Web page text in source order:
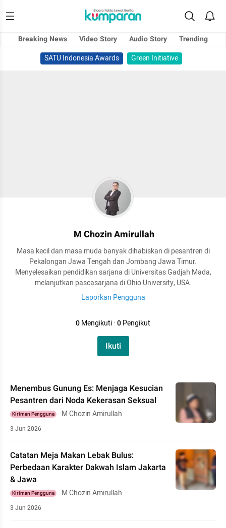
Breaking News Video Story Audio Story
Trending
SATU Indonesia Awards
Green Initiative
M Chozin Amirullah
Masa kecil dan masa muda banyak dihabiskan di pesantren di
Pekalongan Jawa Tengah dan Jombang Jawa Timur.
Menyelesaikan pendidikan sarjana di Universitas Gadjah Mada,
melanjutkan pascasarjana di Ohio University, USA.
Laporkan Pengguna
0Mengikuti·0Pengikut
Ikuti
Menembus Gunung Es: Menjaga Kesucian
Pesantren dari Noda Kekerasan Seksual
Kiriman Pengguna M Chozin Amirullah
3 Jun 2026
Catatan Meja Makan Lebak Bulus:
Perbedaan Karakter Dakwah Islam Jakarta
& Jawa
Kiriman Pengguna M Chozin Amirullah
3 Jun 2026